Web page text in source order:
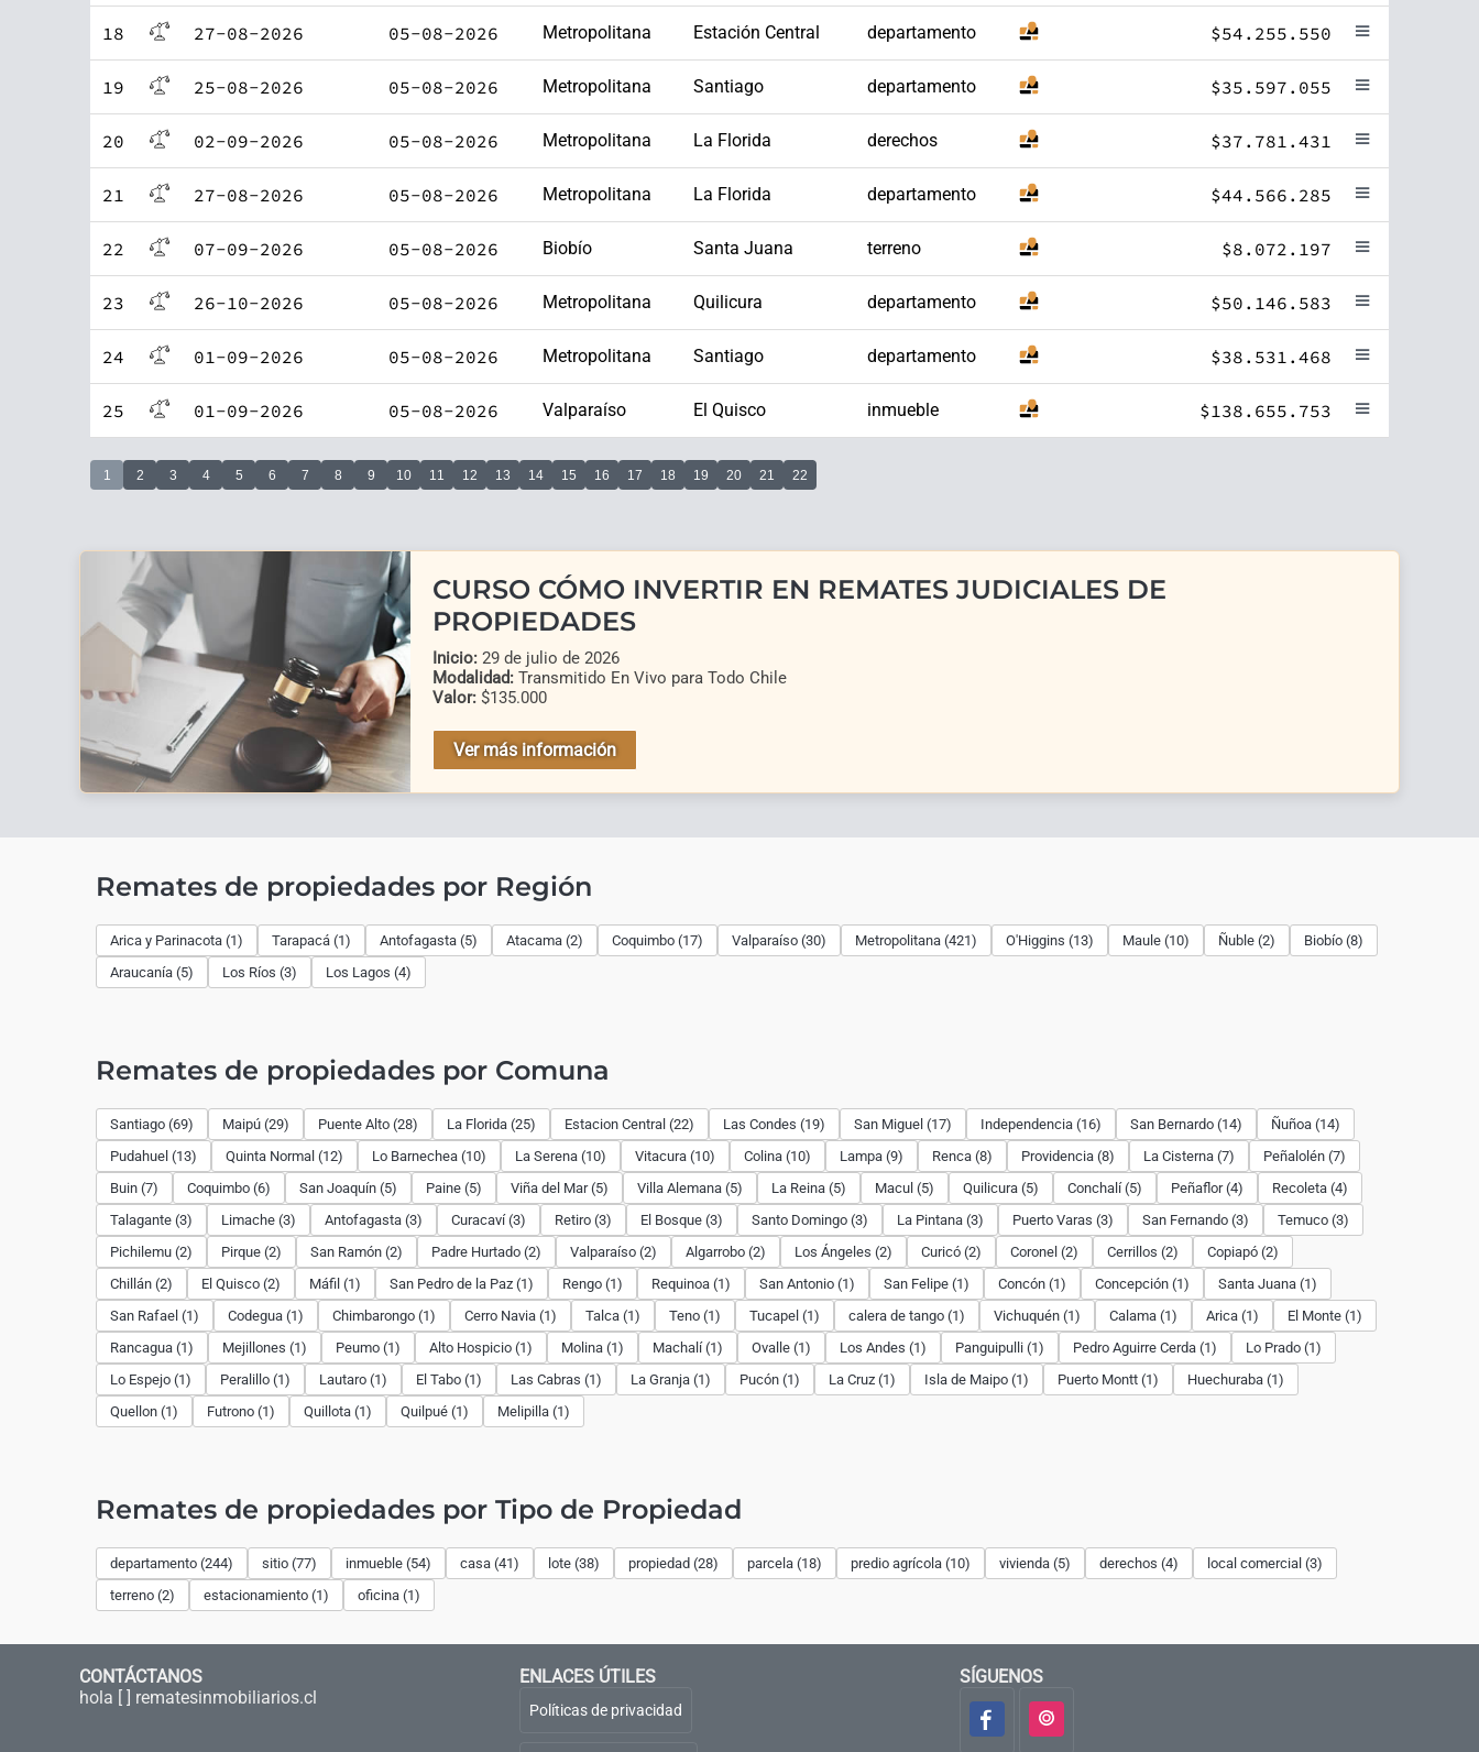
18 27-08-2026 05-08-2026 Metropolitana Estación Central departamento $54.255.550
19 25-08-2026 05-08-2026 Metropolitana Santiago departamento $35.597.055
20 02-09-2026 05-08-2026 Metropolitana La Florida derechos $37.781.431
21 27-08-2026 05-08-2026 Metropolitana La Florida departamento $44.566.285
22 07-09-2026 05-08-2026 Biobío Santa Juana terreno $8.072.197
23 26-10-2026 05-08-2026 Metropolitana Quilicura departamento $50.146.583
24 01-09-2026 05-08-2026 Metropolitana Santiago departamento $38.531.468
25 01-09-2026 05-08-2026 Valparaíso El Quisco inmueble $138.655.753
1 2 3 4 5 6 7 8 9 10 11 12 13 14 15 16 17 18 19 20 21 22
CURSO CÓMO INVERTIR EN REMATES JUDICIALES DE
PROPIEDADES
Inicio: 29 de julio de 2026
Modalidad: Transmitido En Vivo para Todo Chile
Valor: $135.000
Ver más información
Remates de propiedades por Región
Arica y Parinacota (1) Tarapacá (1) Antofagasta (5) Atacama (2) Coquimbo (17) Valparaíso (30) Metropolitana (421) O'Higgins (13) Maule (10) Ñuble (2)
Biobío (8)
Araucanía (5)
Los Ríos (3) Los Lagos (4)
Remates de propiedades por Comuna
Santiago (69) Maipú (29) Puente Alto (28) La Florida (25) Estacion Central (22) Las Condes (19) San Miguel (17) Independencia (16) San Bernardo (14)
Ñuñoa (14)
Pudahuel (13)
Quinta Normal (12) Lo Barnechea (10) La Serena (10) Vitacura (10) Colina (10) Lampa (9) Renca (8) Providencia (8) La Cisterna (7)
Peñalolén (7)
Buin (7)
Coquimbo (6) San Joaquín (5) Paine (5) Viña del Mar (5) Villa Alemana (5) La Reina (5) Macul (5) Quilicura (5) Conchalí (5) Peñaflor (4)
Recoleta (4)
Talagante (3)
Limache (3) Antofagasta (3) Curacaví (3) Retiro (3) El Bosque (3) Santo Domingo (3) La Pintana (3) Puerto Varas (3) San Fernando (3)
Temuco (3)
Pichilemu (2)
Pirque (2) San Ramón (2) Padre Hurtado (2) Valparaíso (2) Algarrobo (2) Los Ángeles (2) Curicó (2) Coronel (2) Cerrillos (2)
Copiapó (2)
Chillán (2)
El Quisco (2) Máfil (1) San Pedro de la Paz (1) Rengo (1) Requinoa (1) San Antonio (1) San Felipe (1) Concón (1) Concepción (1)
Santa Juana (1)
San Rafael (1)
Codegua (1) Chimbarongo (1) Cerro Navia (1) Talca (1) Teno (1) Tucapel (1) calera de tango (1) Vichuquén (1) Calama (1) Arica (1)
El Monte (1)
Rancagua (1)
Mejillones (1) Peumo (1) Alto Hospicio (1) Molina (1) Machalí (1) Ovalle (1) Los Andes (1) Panguipulli (1) Pedro Aguirre Cerda (1)
Lo Prado (1)
Lo Espejo (1)
Peralillo (1) Lautaro (1) El Tabo (1) Las Cabras (1) La Granja (1) Pucón (1) La Cruz (1) Isla de Maipo (1) Puerto Montt (1)
Huechuraba (1)
Quellon (1)
Futrono (1) Quillota (1) Quilpué (1) Melipilla (1)
Remates de propiedades por Tipo de Propiedad
departamento (244) sitio (77) inmueble (54) casa (41) lote (38) propiedad (28) parcela (18) predio agrícola (10) vivienda (5) derechos (4)
local comercial (3)
terreno (2)
estacionamiento (1) oficina (1)
CONTÁCTANOS
hola [ ] rematesinmobiliarios.cl
ENLACES ÚTILES
Políticas de privacidad
SÍGUENOS